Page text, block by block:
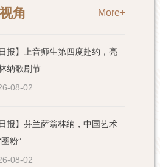
角 More+
日报】上音师生第四度赴约，亮
纳歌剧节
08-02
日报】芬兰萨翁林纳，中国艺术
粉”
08-02